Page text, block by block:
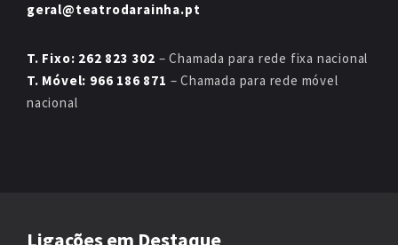
geral@teatrodarainha.pt
T. Fixo: 262 823 302 – Chamada para rede fixa nacional
T. Móvel: 966 186 871 – Chamada para rede móvel
nacional
Ligações em Destaque